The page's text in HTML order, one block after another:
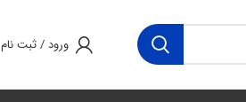
ورود / ثبت نام